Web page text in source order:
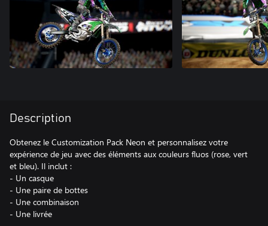
Description
Obtenez le Customization Pack Neon et personnalisez votre
expérience de jeu avec des éléments aux couleurs fluos (rose, vert
et bleu). Il inclut :
- Un casque
- Une paire de bottes
- Une combinaison
- Une livrée